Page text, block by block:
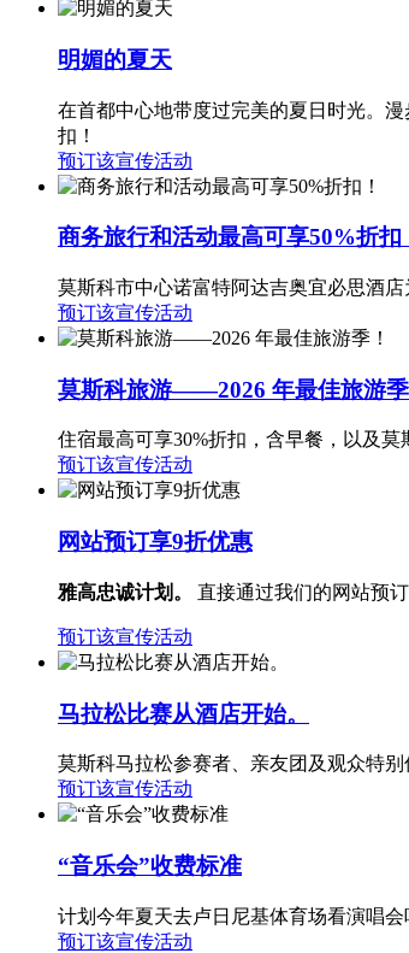
明媚的夏天
在首都中心地带度过完美的夏日时光。
扣！
预订该宣传活动
商务旅行和活动最高可享50%折扣
莫斯科市中心诺富特阿达吉奥宜必思酒店
预订该宣传活动
莫斯科旅游——2026 年最佳旅游季
住宿最高可享30%折扣，含早餐，以及莫
预订该宣传活动
网站预订享9折优惠
雅高忠诚计划。 直接通过我们的网站预
预订该宣传活动
马拉松比赛从酒店开始。
莫斯科马拉松参赛者、亲友团及观众特别
预订该宣传活动
“音乐会”收费标准
计划今年夏天去卢日尼基体育场看演唱
预订该宣传活动